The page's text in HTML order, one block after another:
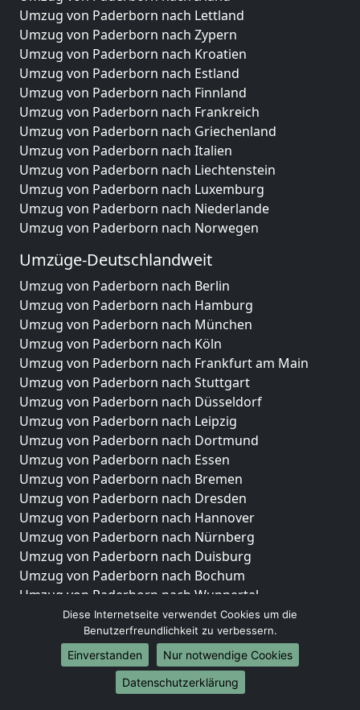
Umzug von Paderborn nach Lettland
Umzug von Paderborn nach Zypern
Umzug von Paderborn nach Kroatien
Umzug von Paderborn nach Estland
Umzug von Paderborn nach Finnland
Umzug von Paderborn nach Frankreich
Umzug von Paderborn nach Griechenland
Umzug von Paderborn nach Italien
Umzug von Paderborn nach Liechtenstein
Umzug von Paderborn nach Luxemburg
Umzug von Paderborn nach Niederlande
Umzug von Paderborn nach Norwegen
Umzüge-Deutschlandweit
Umzug von Paderborn nach Berlin
Umzug von Paderborn nach Hamburg
Umzug von Paderborn nach München
Umzug von Paderborn nach Köln
Umzug von Paderborn nach Frankfurt am Main
Umzug von Paderborn nach Stuttgart
Umzug von Paderborn nach Düsseldorf
Umzug von Paderborn nach Leipzig
Umzug von Paderborn nach Dortmund
Umzug von Paderborn nach Essen
Umzug von Paderborn nach Bremen
Umzug von Paderborn nach Dresden
Umzug von Paderborn nach Hannover
Umzug von Paderborn nach Nürnberg
Umzug von Paderborn nach Duisburg
Umzug von Paderborn nach Bochum
Umzug von Paderborn nach Wuppertal
Umzug von Paderborn nach Bielefeld
Umzug von Paderborn nach Bonn
Umzug von Paderborn nach Münster
Internationale-Umzüge
Diese Internetseite verwendet Cookies um die
Benutzerfreundlichkeit zu verbessern.
Einverstanden
Nur notwendige Cookies
Datenschutzerklärung